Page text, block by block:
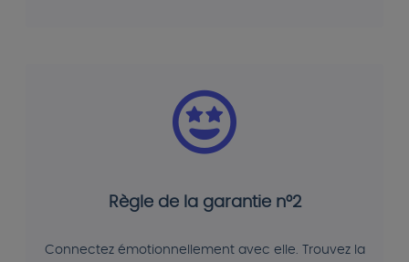
Règle de la garantie n°2
Connectez émotionnellement avec elle. Trouvez la